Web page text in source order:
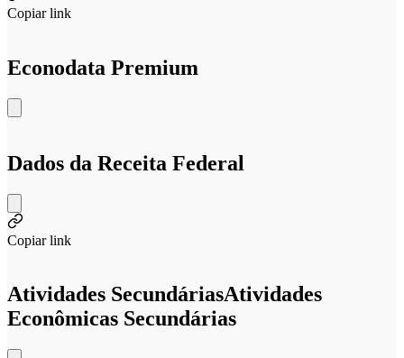
Copiar link
Econodata Premium
Dados da Receita Federal
Copiar link
Atividades SecundáriasAtividades
Econômicas Secundárias